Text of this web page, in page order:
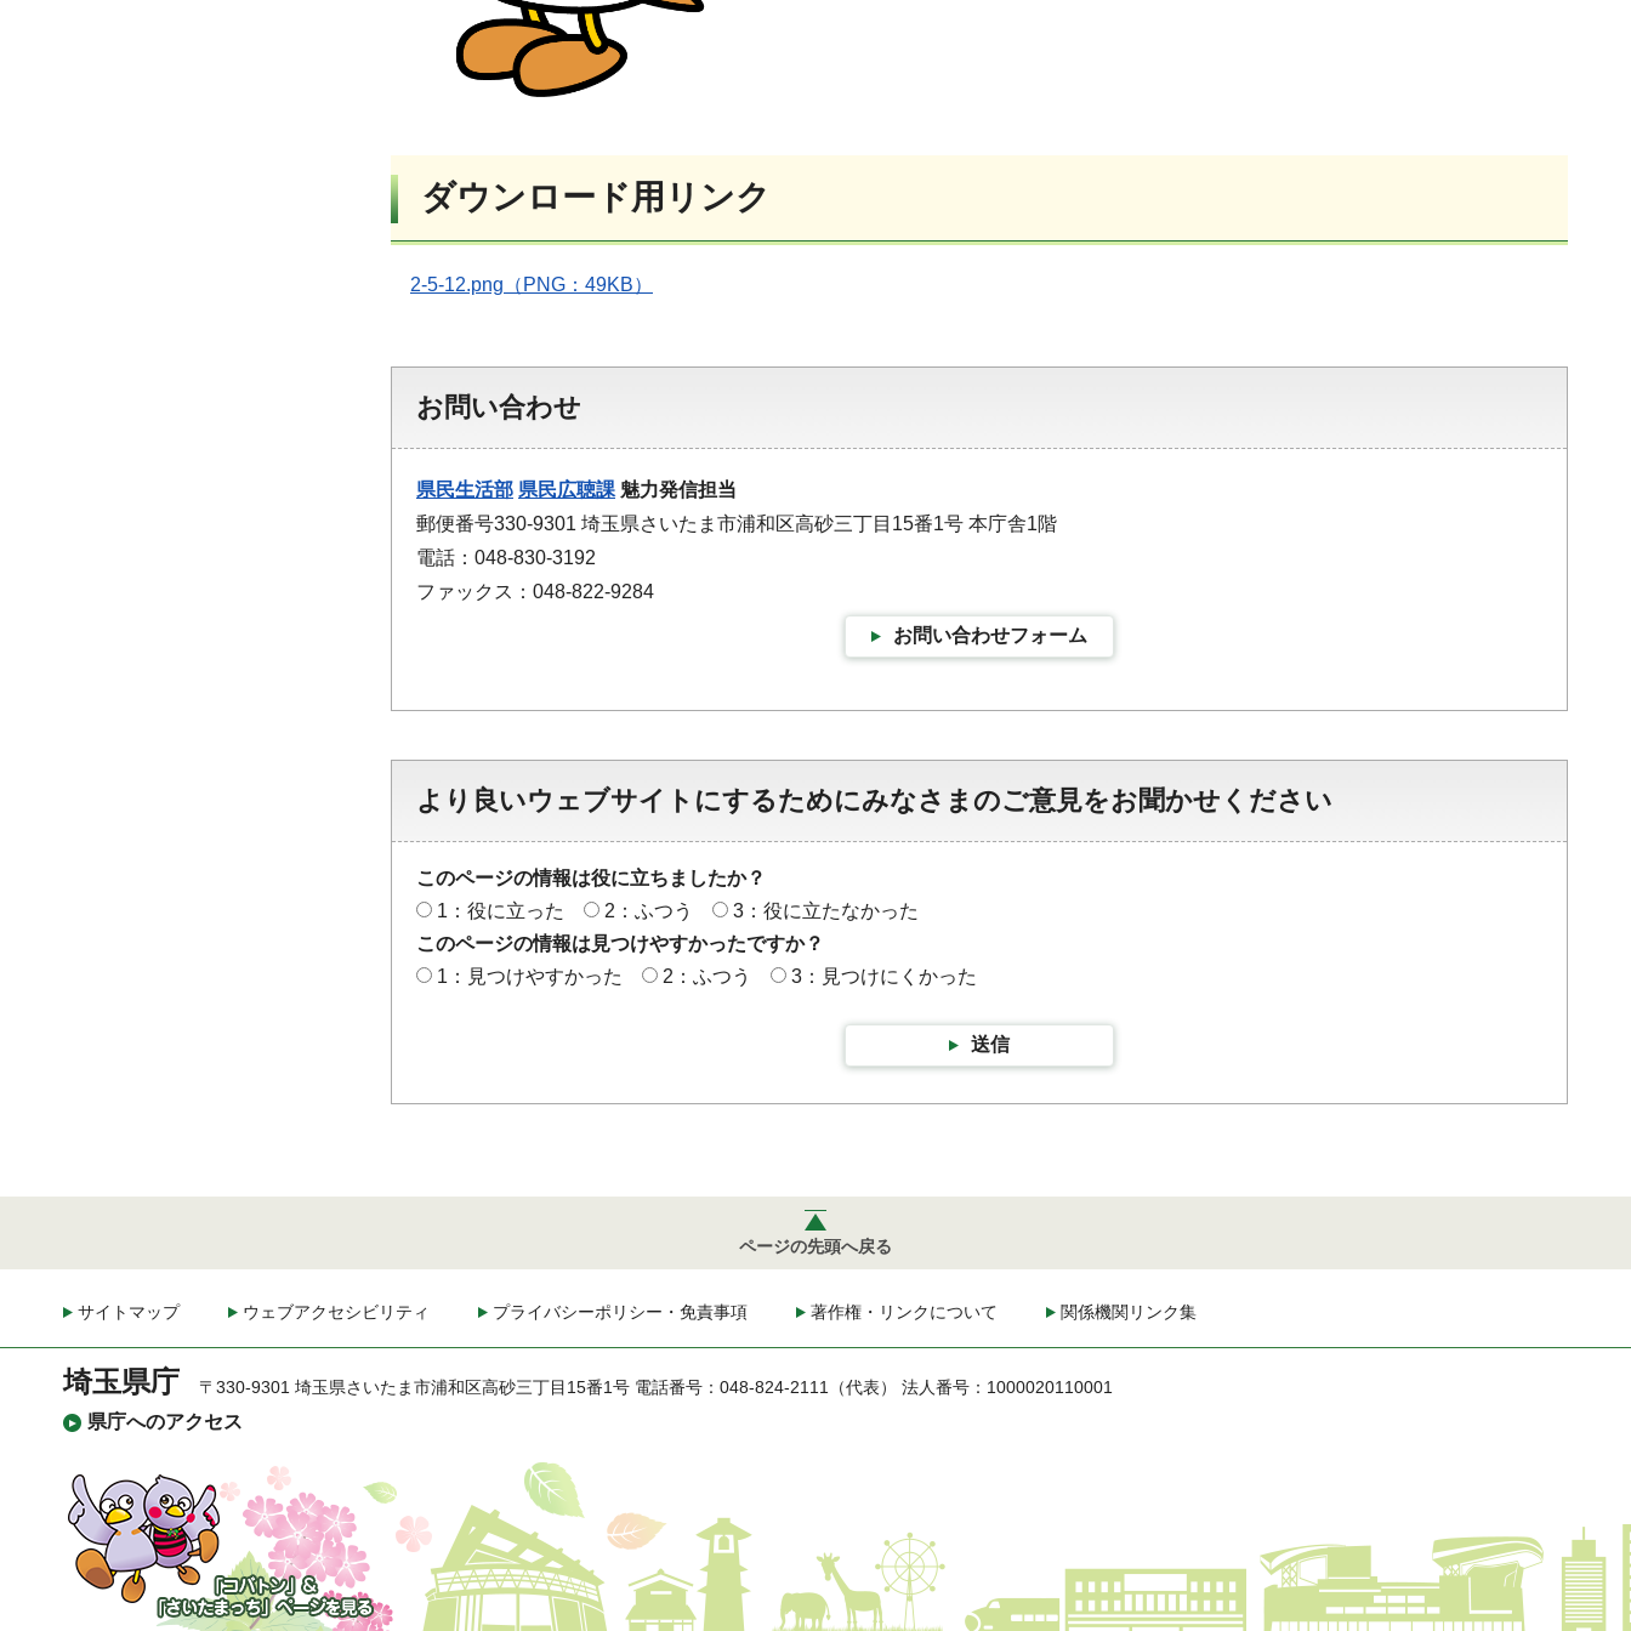
ダウンロード用リンク
2-5-12.png（PNG：49KB）
お問い合わせ
県民生活部 県民広聴課 魅力発信担当
郵便番号330-9301 埼玉県さいたま市浦和区高砂三丁目15番1号 本庁舎1階
電話：048-830-3192
ファックス：048-822-9284
お問い合わせフォーム
より良いウェブサイトにするためにみなさまのご意見をお聞かせください
このページの情報は役に立ちましたか？
1：役に立った
2：ふつう
3：役に立たなかった
このページの情報は見つけやすかったですか？
1：見つけやすかった
2：ふつう 3：見つけにくかった
送信
ページの先頭へ戻る
サイトマップ ウェブアクセシビリティ プライバシーポリシー・免責事項 著作権・リンクについて 関係機関リンク集
埼玉県庁
県庁へのアクセス
〒330-9301 埼玉県さいたま市浦和区高砂三丁目15番1号 電話番号：048-824-2111（代表） 法人番号：1000020110001
「コバトン」&「さいた
まっち」